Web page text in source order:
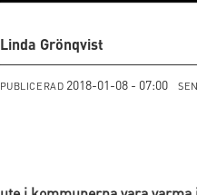
Linda Grönqvist
PUBLICERAD 2018-01-08 - 07:00